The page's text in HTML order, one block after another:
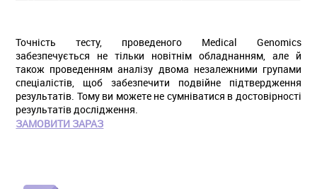
Точність тесту, проведеного Medical Genomics
забезпечується не тільки новітнім обладнанням, але й
також проведенням аналізу двома незалежними групами
спеціалістів, щоб забезпечити подвійне підтвердження
результатів. Тому ви можете не сумніватися в достовірності
результатів дослідження.
ЗАМОВИТИ ЗАРАЗ